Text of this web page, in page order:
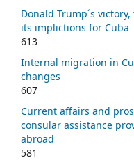
Donald Trump´s
its implictions for Cuba
613
Internal migration in
changes
607
Current affairs and
consular assistance
abroad
581